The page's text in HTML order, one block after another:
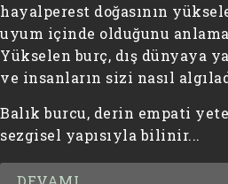
hayalperest doğasının
uyum içinde olduğunu
Yükselen burç, dış dünyaya
ve insanların sizi nasıl
Balık burcu, derin empati
sezgisel yapısıyla bilinir...